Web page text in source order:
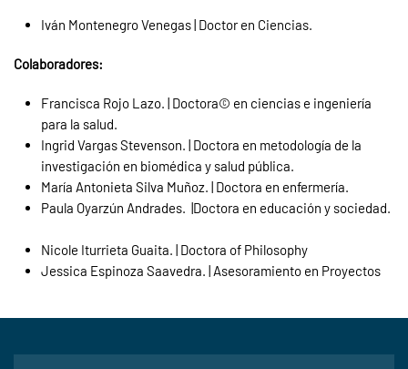
Iván Montenegro Venegas| Doctor en Ciencias.
Colaboradores:
Francisca Rojo Lazo. | Doctora© en ciencias e ingeniería
para la salud.
Ingrid Vargas Stevenson. | Doctora en metodología de la
investigación en biomédica y salud pública.
María Antonieta Silva Muñoz. | Doctora en enfermería.
Paula Oyarzún Andrades. |Doctora en educación y sociedad.
Nicole Iturrieta Guaita. | Doctora of Philosophy
Jessica Espinoza Saavedra. | Asesoramiento en Proyectos